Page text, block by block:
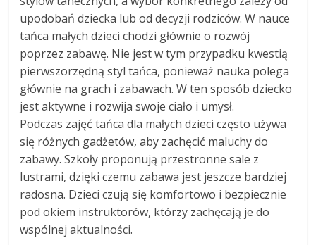
upodobań dziecka lub od decyzji rodziców. W nauce
tańca małych dzieci chodzi głównie o rozwój
poprzez zabawę. Nie jest w tym przypadku kwestią
pierwszorzędną styl tańca, ponieważ nauka polega
głównie na grach i zabawach. W ten sposób dziecko
jest aktywne i rozwija swoje ciało i umysł.
Podczas zajęć tańca dla małych dzieci często używa
się różnych gadżetów, aby zachęcić maluchy do
zabawy. Szkoły proponują przestronne sale z
lustrami, dzięki czemu zabawa jest jeszcze bardziej
radosna. Dzieci czują się komfortowo i bezpiecznie
pod okiem instruktorów, którzy zachęcają je do
wspólnej aktualności.